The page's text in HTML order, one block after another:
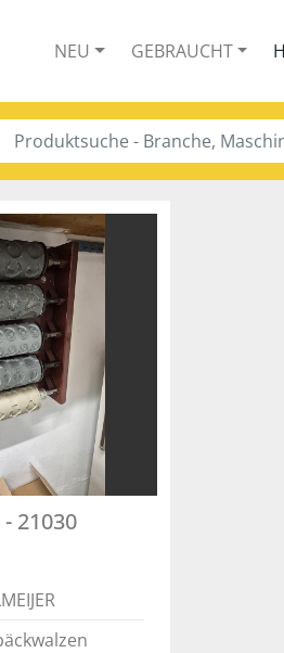
NEU GEBRAUCHT
21030